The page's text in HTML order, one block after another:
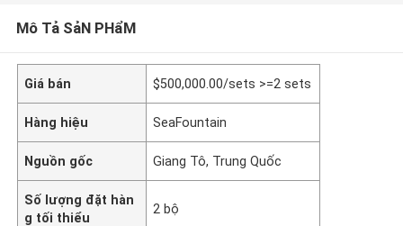
Mô Tả SảN PHẩM
Giá bán $500,000.00/sets >=2 sets
Hàng hiệu SeaFountain
Nguồn gốc Giang Tô, Trung Quốc
Số lượng đặt hàn
g tối thiểu
2 bộ